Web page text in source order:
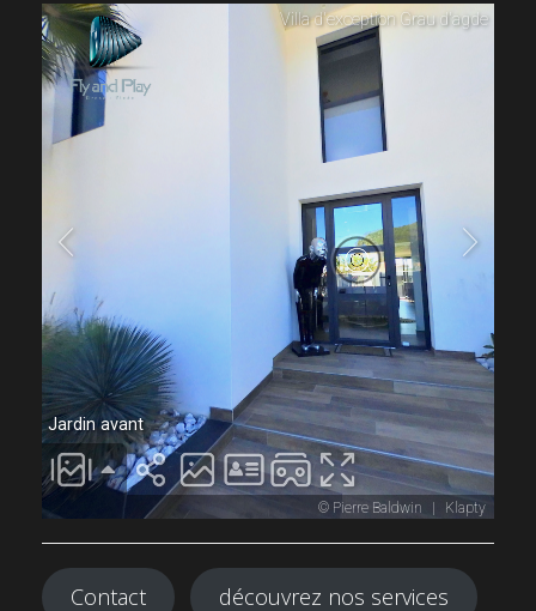
Contact découvrez nos services